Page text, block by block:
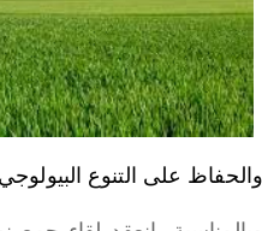
والحفاظ على التنوع